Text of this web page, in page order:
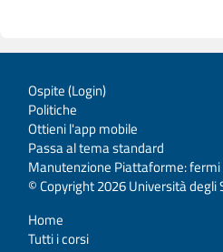
Ospite (Login)
Politiche
Ottieni l'app mobile
Passa al tema standard
Manutenzione Piattaforme:
© Copyright 2026 Università degli
Home
Tutti i corsi